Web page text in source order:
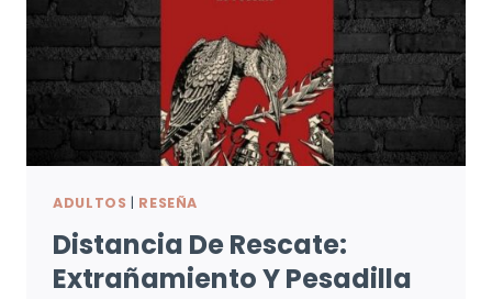
ADULTOS | RESEÑA
Distancia De Rescate:
Extrañamiento Y Pesadilla